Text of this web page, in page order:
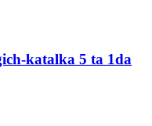
katalka 5 ta 1da